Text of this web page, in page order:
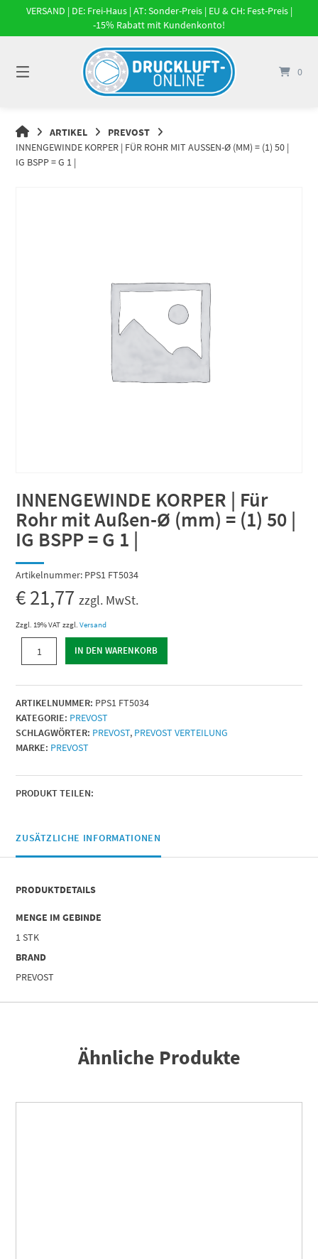
Springe
Inhalt
VERSAND | DE: Frei-Haus | AT: Sonder-Preis | EU & CH: Fest-Preis |
-15% Rabatt mit Kundenkonto!
0
DRUCKLUFT-
ONLINE
|
ARTIKEL
PREVOST
INNENGEWINDE KORPER | FÜR ROHR MIT AUSSEN-Ø (MM) = (1) 50 | I
G BSPP = G 1 |
INNENGEWINDE KORPER | Für
Rohr mit Außen-Ø (mm) = (1) 50 |
IG BSPP = G 1 |
Artikelnummer: PPS1 FT5034
€21,77 zzgl. MwSt.
Zzgl. 19% VAT zzgl.Versand
KORPER
Für
Rohr
mit
Außen-
Ø
=
(1)
IG
BSPP
|
IN DEN WARENKORB
ARTIKELNUMMER: PPS1 FT5034
KATEGORIE: PREVOST
SCHLAGWÖRTER: PREVOST, PREVOST VERTEILUNG
MARKE: PREVOST
PRODUKT TEILEN:
ZUSÄTZLICHE INFORMATIONEN
PRODUKTDETAILS
MENGE IM GEBINDE
1 STK
BRAND
PREVOST
Ähnliche Produkte